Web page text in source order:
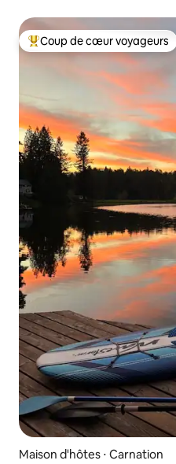
Coups de cœur voyageurs
Coup de cœur voyageurs
Maison d'hôtes ⋅ Carnation